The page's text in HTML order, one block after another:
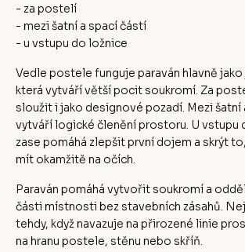
- za postelí
- mezi šatní a spací částí
- u vstupu do ložnice
Vedle postele funguje paraván hlavně jako
která vytváří větší pocit soukromí. Za
sloužit i jako designové pozadí. Mezi šatní
vytváří logické členění prostoru. U vstupu
zase pomáhá zlepšit první dojem a skrýt
mít okamžitě na očích.
Paraván pomáhá vytvořit soukromí a
části místnosti bez stavebních zásahů.
tehdy, když navazuje na přirozené linie
na hranu postele, stěnu nebo skříň.